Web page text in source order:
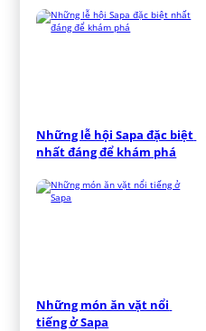
Những lễ hội Sapa đặc biệt
nhất đáng để khám phá
Những món ăn vặt nổi
tiếng ở Sapa